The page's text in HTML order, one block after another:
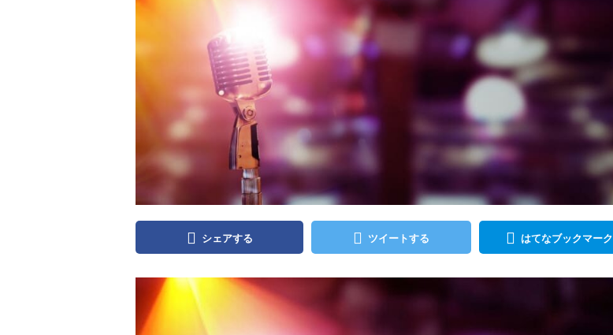
シェアする ツイートする はてなブックマーク